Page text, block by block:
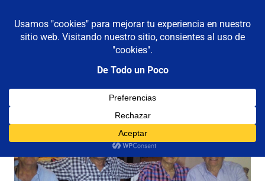
contenido
De todo un poco
Reflexiones,
Viajes
MENÚ